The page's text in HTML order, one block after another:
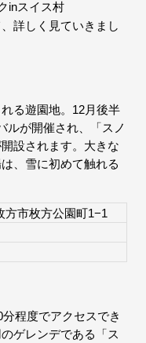
inスイス村
詳しく見ていきまし
る遊園地。12月後半
ルが開催され、「スノ
設されます。大きな
、雪に初めて触れる
方市枚方公園町1−1
程度でアクセスでき
ゲレンデである「ス